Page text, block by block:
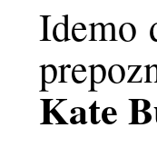
Idemo
Kate